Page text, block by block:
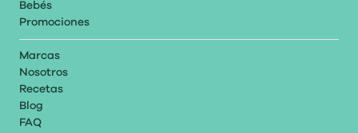
Bebés
Promociones
Marcas
Nosotros
Recetas
Blog
FAQ